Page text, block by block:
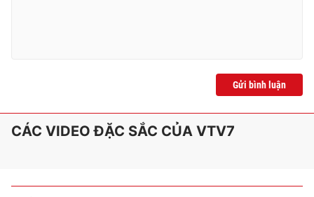
Gửi bình luận
CÁC VIDEO ĐẶC SẮC CỦA VTV7